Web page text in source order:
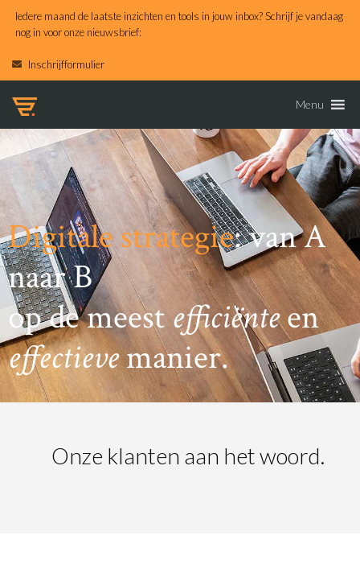
Iedere maand de laatste inzichten en tools in jouw inbox? Schrijf je vandaag
nog in voor onze nieuwsbrief:
Inschrijfformulier
Menu
Digitale strategie: van A
naar B
op de meestefficiënteen
effectievemanier.
Onze klanten aan het woord.